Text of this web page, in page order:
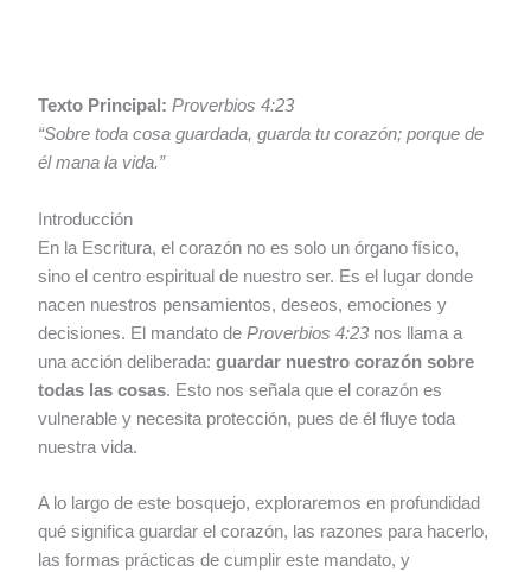
Texto Principal: Proverbios 4:23
“Sobre toda cosa guardada, guarda tu corazón; porque de
él mana la vida.”
Introducción
En la Escritura, el corazón no es solo un órgano físico,
sino el centro espiritual de nuestro ser. Es el lugar donde
nacen nuestros pensamientos, deseos, emociones y
decisiones. El mandato deProverbios 4:23 nos llama a
una acción deliberada:guardar nuestro corazón sobre
todas las cosas. Esto nos señala que el corazón es
vulnerable y necesita protección, pues de él fluye toda
nuestra vida.
A lo largo de este bosquejo, exploraremos en profundidad
qué significa guardar el corazón, las razones para hacerlo,
las formas prácticas de cumplir este mandato, y